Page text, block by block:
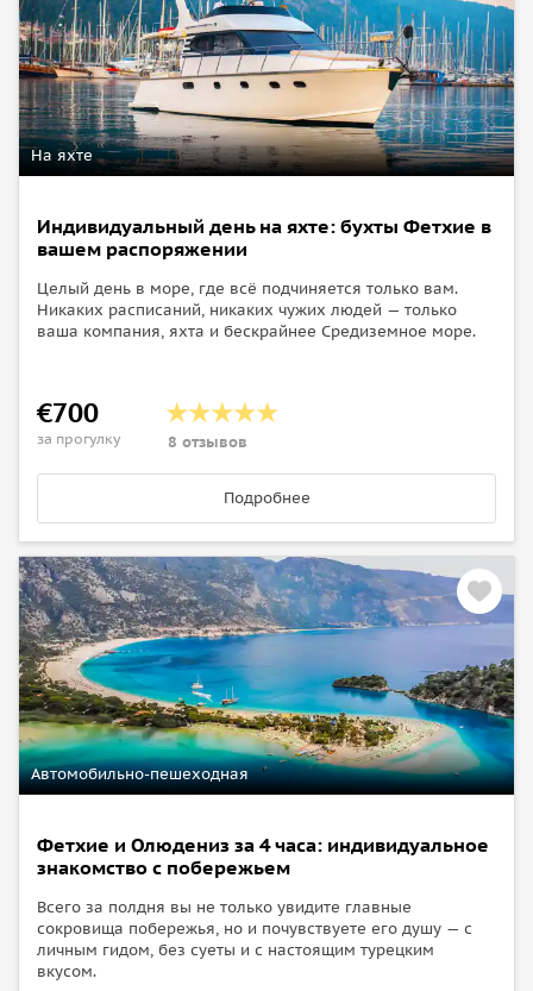
Вторник. Демре
После завтрака отправимся на нашу последнюю остановку
в порт исторического города Миры — Демре. Завершение
тура.
• На борту нет местного гида, предоставляющего
местоположениях. Ваш круиз не является стандартной
экскурсией с гидом.
На яхте
Индивидуальный день на яхте: бухты Фетхие в
вашем распоряжении
Целый день в море, где всё подчиняется только вам.
Никаких расписаний, никаких чужих людей — только
ваша компания, яхта и бескрайнее Средиземное море.
€700
за прогулку 8 отзывов
Подробнее
Автомобильно-пешеходная
Фетхие и Олюдениз за 4 часа: индивидуальное
знакомство с побережьем
Всего за полдня вы не только увидите главные
сокровища побережья, но и почувствуете его душу — с
личным гидом, без суеты и с настоящим турецким
вкусом.